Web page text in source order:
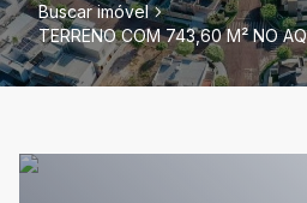
Buscar imóvel
TERRENO COM 743,60 M² NO